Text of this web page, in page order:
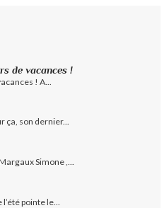
de vacances !
! A...
ça, son dernier...
Simone ,...
pointe le...